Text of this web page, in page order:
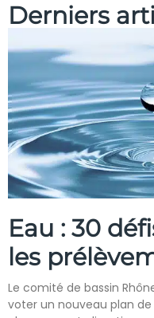
Derniers
Eau : 30
les
Le comité de bassin
voter un nouveau plan